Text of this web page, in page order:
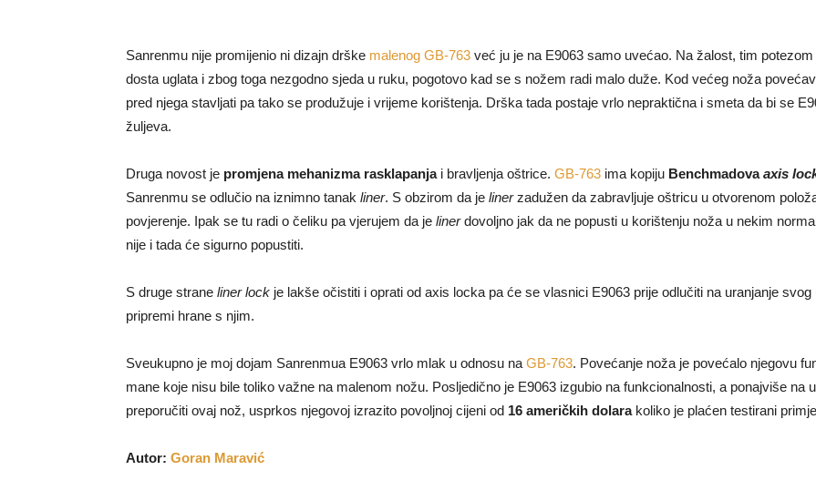
Sanrenmu nije promijenio ni dizajn drške malenog GB-763 već ju je na E9063 samo uvećao. Na žalost, tim
dosta uglata i zbog toga nezgodno sjeda u ruku, pogotovo kad se s nožem radi malo duže. Kod većeg noža
pred njega stavljati pa tako se produžuje i vrijeme korištenja. Drška tada postaje vrlo nepraktična i smeta da bi se
žuljeva.
Druga novost je promjena mehanizma rasklapanjai bravljenja oštrice. GB-763 ima kopiju Benchmadovaaxis
Sanrenmu se odlučio na iznimno tanak liner. S obzirom da je linerzadužen da zabravljuje oštricu u otvorenom
povjerenje. Ipak se tu radi o čeliku pa vjerujem da je linerdovoljno jak da ne popusti u korištenju noža u nekim
nije i tada će sigurno popustiti.
S druge strane liner lock je lakše očistiti i oprati od axis locka pa će se vlasnici E9063 prije odlučiti na uranjanje
pripremi hrane s njim.
Sveukupno je moj dojam Sanrenmua E9063 vrlo mlak u odnosu na GB-763. Povećanje noža je povećalo njegovu
mane koje nisu bile toliko važne na malenom nožu. Posljedično je E9063 izgubio na funkcionalnosti, a ponajviše na
preporučiti ovaj nož, usprkos njegovoj izrazito povoljnoj cijeni od 16 američkih dolarakoliko je plaćen testirani
Autor: Goran Maravić